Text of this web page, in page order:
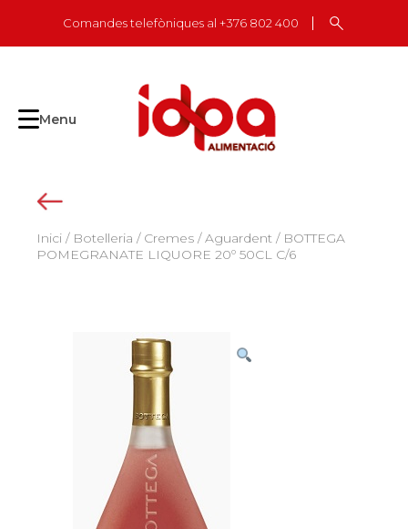
content
Comandes telefòniques al +376 802 400
Menu
Inici / Botelleria / Cremes / Aguardent / BOTTEGA
POMEGRANATE LIQUORE 20º 50CL C/6